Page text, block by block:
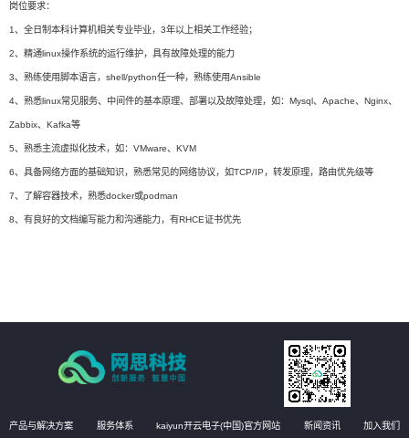
岗位要求：
1、全日制本科计算机相关专业毕业，3年以上相关工作经验；
2、精通linux操作系统的运行维护，具有故障处理的能力
3、熟练使用脚本语言，shell/python任一种，熟练使用Ansible
4、熟悉linux常见服务、中间件的基本原理、部署以及故障处理，如：Mysql、Apache、Nginx、
Zabbix、Kafka等
5、熟悉主流虚拟化技术，如：VMware、KVM
6、具备网络方面的基础知识，熟悉常见的网络协议，如TCP/IP，转发原理，路由优先级等
7、了解容器技术，熟悉docker或podman
8、有良好的文档编写能力和沟通能力，有RHCE证书优先
产品与解决方案 服务体系 kaiyun开云电子(中国)官方网站 新闻资讯 加入我们